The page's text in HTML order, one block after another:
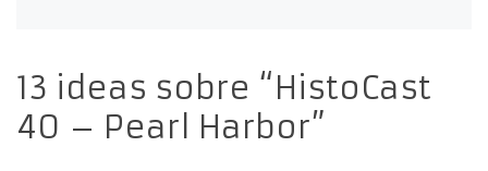
13 ideas sobre “HistoCast
40 – Pearl Harbor”